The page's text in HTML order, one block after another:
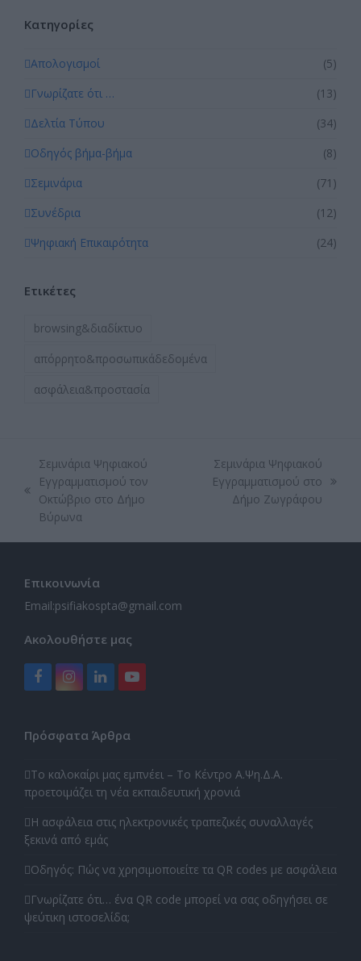
Kατηγορίες
Απολογισμοί
(5)
Γνωρίζατε ότι …
(13)
Δελτία Τύπου
(34)
Οδηγός βήμα-βήμα
(8)
Σεμινάρια
(71)
Συνέδρια
(12)
Ψηφιακή Επικαιρότητα
(24)
Ετικέτες
browsing&διαδίκτυο
απόρρητο&προσωπικάδεδομένα
ασφάλεια&προστασία
previous
post:
Σεμινάρια Ψηφιακού
Εγγραμματισμού τον
Οκτώβριο στο Δήμο
Βύρωνα
next
Σεμινάρια Ψηφιακού
Εγγραμματισμού στο
Δήμο Ζωγράφου
Επικοινωνία
Email:psifiakospta@gmail.com
Ακολουθήστε μας
Facebook
Instagram
LinkedInYouTube
Πρόσφατα Άρθρα
Το καλοκαίρι μας εμπνέει – Το Κέντρο Α.Ψη.Δ.Α.
προετοιμάζει τη νέα εκπαιδευτική χρονιά
Η ασφάλεια στις ηλεκτρονικές τραπεζικές συναλλαγές
ξεκινά από εμάς
Οδηγός: Πώς να χρησιμοποιείτε τα QR codes με ασφάλεια
Γνωρίζατε ότι… ένα QR code μπορεί να σας οδηγήσει σε
ψεύτικη ιστοσελίδα;